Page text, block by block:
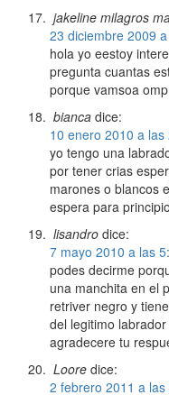
jakeline milagros
23 diciembre 2009
hola yo eestoy
pregunta cuantas
porque vamsoa
bianca dice:
10 enero 2010 a las
yo tengo una
por tener crias
marones o blancos
espera para
lisandro dice:
7 mayo 2010 a las
podes decirme
una manchita en el
retriver negro y
del legitimo
agradecere tu
Loore dice:
2 febrero 2011 a las